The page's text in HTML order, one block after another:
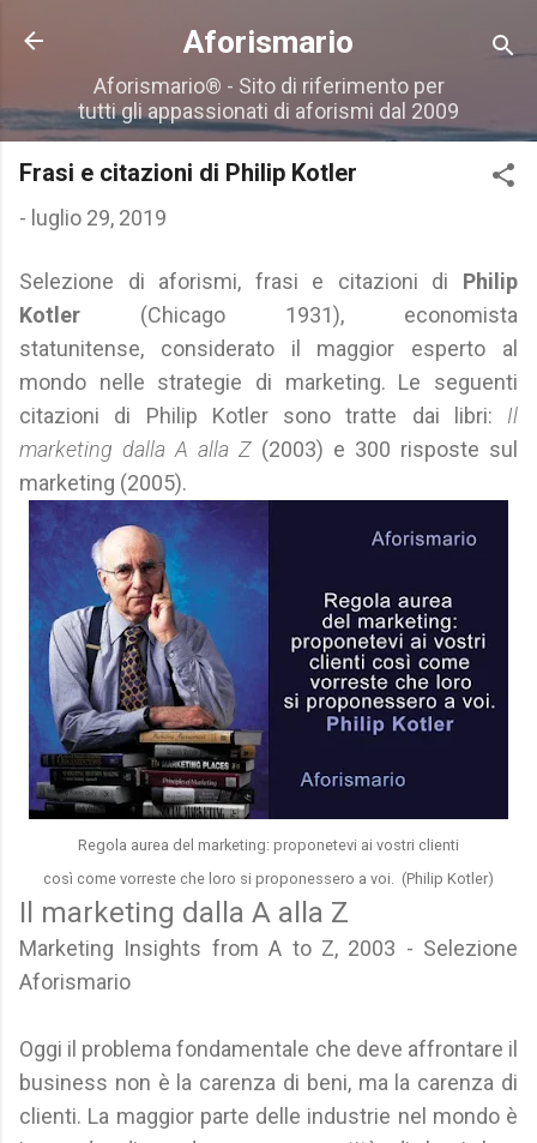
Passa ai contenuti principali
Aforismario
Aforismario® - Sito di riferimento per
tutti gli appassionati di aforismi dal 2009
Frasi e citazioni di Philip Kotler
- luglio 29, 2019
Selezione di aforismi, frasi e citazioni di Philip
Kotler (Chicago 1931), economista
statunitense, considerato il maggior esperto al
mondo nelle strategie di marketing. Le seguenti
citazioni di Philip Kotler sono tratte dai libri: Il
marketing dalla A alla Z(2003) e 300 risposte sul
marketing (2005).
Regola aurea del marketing: proponetevi ai vostri clienti
così come vorreste che loro si proponessero a voi. (Philip Kotler)
Il marketing dalla A alla Z
Marketing Insights from A to Z, 2003 - Selezione
Aforismario
Oggi il problema fondamentale che deve affrontare il
business non è la carenza di beni, ma la carenza di
clienti. La maggior parte delle industrie nel mondo è